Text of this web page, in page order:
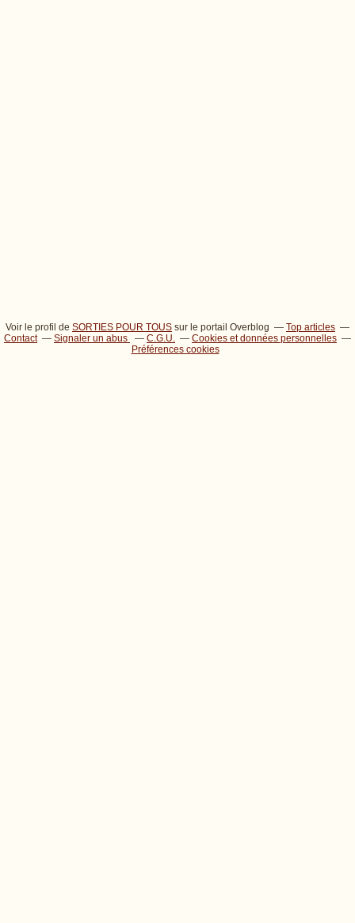
Voir le profil de SORTIES POUR TOUS sur le portail Overblog
Top articles
Contact
Signaler un abus C.G.U.
Cookies et données personnelles
Préférences cookies